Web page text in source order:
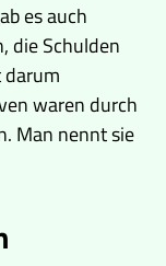
es auch
die Schulden
waren durch
Man nennt sie